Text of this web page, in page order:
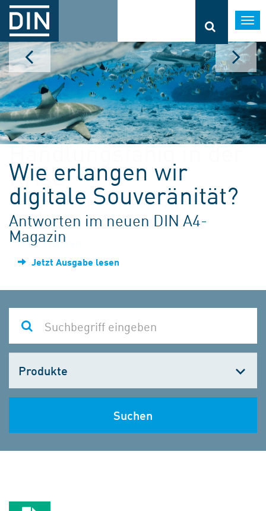
Wie erlangen wir
digitale Souveränität?
Antworten im neuen DIN A4-
Magazin
Jetzt Ausgabe lesen
wählen
Suchen